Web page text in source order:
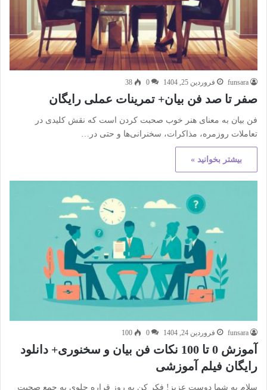
funsara فروردین 25, 1404 0
38
صفر تا صد فن بیان+ تمرینات عملی رایگان
فن بیان به معنای هنر خوب صحبت کردن است که نقش کلیدی در
تعاملات روزمره، مذاکرات، سخنرانی‌ها و حتی در…
بیشتر بخوانید »
funsara فروردین 24, 1404 0
100
آموزش 0 تا 100 نکات فن بیان و سخنوری+ دانلود
رایگان فیلم آموزشی
سلام به شما دوست عزیز! فکر کن یه روز قراره جلوی یه جمع صحبت